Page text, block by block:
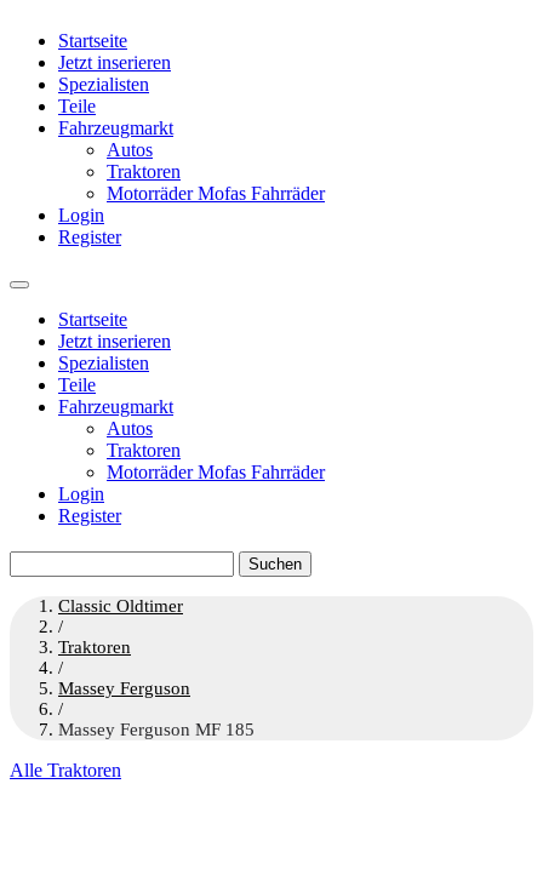
Startseite
Jetzt inserieren
Spezialisten
Teile
Fahrzeugmarkt
Autos
Traktoren
Motorräder Mofas Fahrräder
Login
Register
Startseite
Jetzt inserieren
Spezialisten
Teile
Fahrzeugmarkt
Autos
Traktoren
Motorräder Mofas Fahrräder
Login
Register
nach:
Classic Oldtimer
/
Traktoren
/
Massey Ferguson
/
Massey Ferguson MF 185
Alle Traktoren